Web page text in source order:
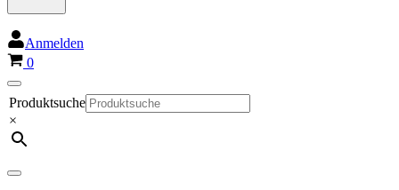
Anmelden
Warenkorb
0
Navigationsmenü
Produktsuche
×
Navigationsmenü